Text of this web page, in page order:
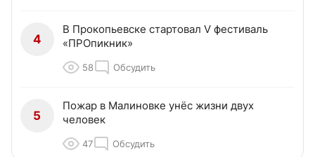
4
В Прокопьевске стартовал V фестиваль
«ПРОпикник»
58 Обсудить
5
Пожар в Малиновке унёс жизни двух
человек
47 Обсудить